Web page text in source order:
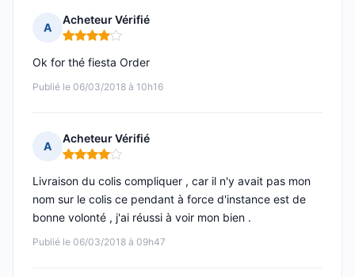
A
Acheteur Vérifié
Note : 4 sur 5
Publié le 06/03/2018 à 10h16
Ok for thé fiesta Order
A
Acheteur Vérifié
Note : 4 sur 5
Publié le 06/03/2018 à 09h47
Livraison du colis compliquer , car il n'y avait pas mon
nom sur le colis ce pendant à force d'instance est de
bonne volonté , j'ai réussi à voir mon bien .